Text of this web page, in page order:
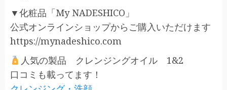
▼化粧品「My NADESHICO」
公式オンラインショップからご購入いただけます
https://mynadeshico.com
人気の製品 クレンジングオイル 1&2
口コミも載ってます！